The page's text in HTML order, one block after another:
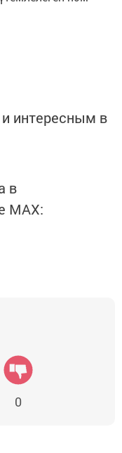
интересным в
в
MАХ:
0